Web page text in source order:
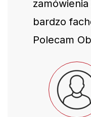
bardzo
Polecam